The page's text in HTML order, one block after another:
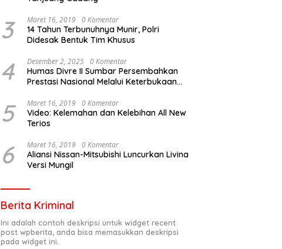
3 Maret 16, 2019 0 Komentar
14 Tahun Terbunuhnya Munir, Polri
Didesak Bentuk Tim Khusus
4 Desember 2, 2025 0 Komentar
Humas Divre II Sumbar Persembahkan
Prestasi Nasional Melalui Keterbukaan
5 Maret 16, 2019 0 Komentar
Video: Kelemahan dan Kelebihan All New
Terios
6 Maret 16, 2019 0 Komentar
Aliansi Nissan-Mitsubishi Luncurkan Livina
Versi Mungil
Berita Kriminal
Ini adalah contoh deskripsi untuk widget recent
post wpberita, anda bisa memasukkan deskripsi
pada widget ini.